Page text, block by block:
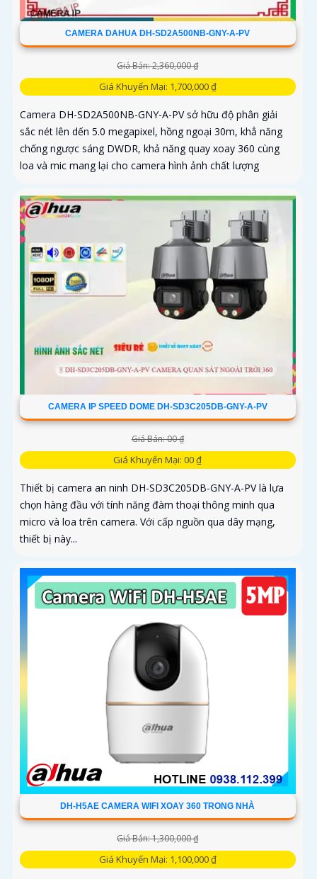
CAMERA DAHUA DH-SD2A500NB-GNY-A-PV
Giá Bán: 2,360,000 ₫
Giá Khuyến Mại: 1,700,000 ₫
Camera DH-SD2A500NB-GNY-A-PV sở hữu độ phân giải
sắc nét lên dến 5.0 megapixel, hồng ngoại 30m, khẳ năng
chống ngược sáng DWDR, khả năng quay xoay 360 cùng
loa và mic mang lại cho camera hình ảnh chất lượng
CAMERA IP SPEED DOME DH-SD3C205DB-GNY-A-PV
Giá Bán: 00 ₫
Giá Khuyến Mại: 00 ₫
Thiết bị camera an ninh DH-SD3C205DB-GNY-A-PV là lựa
chọn hàng đầu với tính năng đàm thoại thông minh qua
micro và loa trên camera. Với cấp nguồn qua dây mạng,
thiết bị này...
DH-H5AE CAMERA WIFI XOAY 360 TRONG NHÀ
Giá Bán: 1,300,000 ₫
Giá Khuyến Mại: 1,100,000 ₫